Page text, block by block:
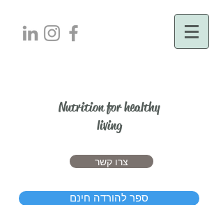
Nutrition for healthy
living
צרו קשר
ספר להורדה חינם